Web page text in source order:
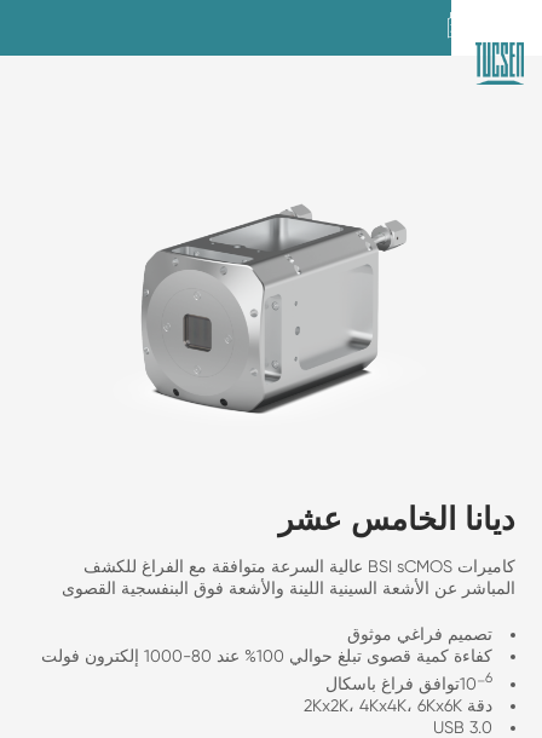
ديانا الخامس عشر
كاميرات BSI sCMOS عالية السرعة متوافقة مع الفراغ للكشف
المباشر عن الأشعة السينية اللينة والأشعة فوق البنفسجية القصوى
تصميم فراغي موثوق
كفاءة كمية قصوى تبلغ حوالي 100% عند 80-1000 إلكترون فولت
10⁻6
توافق فراغ باسكال
دقة 2Kx2K، 4Kx4K، 6Kx6K
USB 3.0